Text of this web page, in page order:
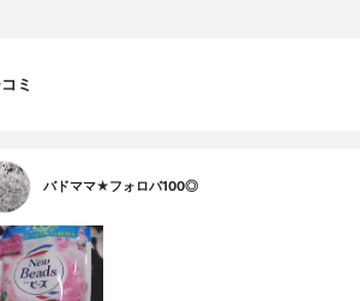
ミ
バドママ★フォロバ100◎